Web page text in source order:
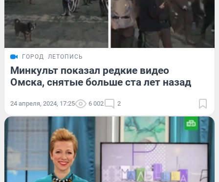
ГОРОД ЛЕТОПИСЬ
Минкульт показал редкие видео
Омска, снятые больше ста лет назад
24 апреля, 2024, 17:25 6 002 2